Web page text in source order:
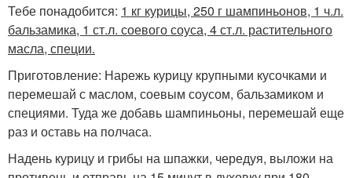
Тебе понадобится: 1 кг курицы, 250 г шампиньонов, 1 ч.л.
бальзамика, 1 ст.л. соевого соуса, 4 ст.л. растительного
масла, специи.
Приготовление: Нарежь курицу крупными кусочками и
перемешай с маслом, соевым соусом, бальзамиком и
специями. Туда же добавь шампиньоны, перемешай еще
раз и оставь на полчаса.
Надень курицу и грибы на шпажки, чередуя, выложи на